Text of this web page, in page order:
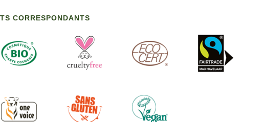
CORRESPONDANTS